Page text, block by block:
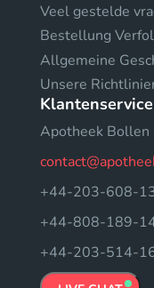
Veel gestelde
Bestellung
Allgemeine
Unsere
Klantenservice
Apotheek Bollen
+44-203-608-
+44-808-189-
+44-203-514-